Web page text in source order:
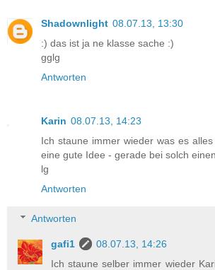
Shadownlight 08.07.13, 13:30
:) das ist ja ne klasse sache :)
gglg
Antworten
Karin 08.07.13, 14:23
Ich staune immer wieder was es
eine gute Idee - gerade bei solch
lg
Antworten
Antworten
gafi1
08.07.13, 14:26
Ich staune selber immer wieder